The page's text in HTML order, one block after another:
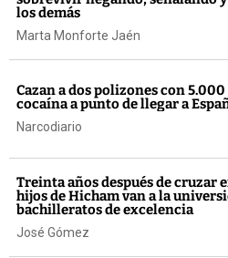
los demás
Marta Monforte Jaén
Cazan a dos polizones con
cocaína a punto de llegar a
Narcodiario
Treinta años después de cruzar
hijos de Hicham van a la
bachilleratos de excelencia
José Gómez